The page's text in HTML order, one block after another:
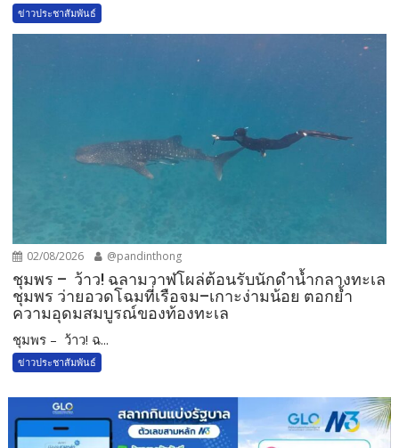
ข่าวประชาสัมพันธ์
02/08/2026 @pandinthong
ชุมพร – ว้าว! ฉลามวาฬโผล่ต้อนรับนักดำน้ำกลางทะเล
ชุมพร ว่ายอวดโฉมที่เรือจม–เกาะง่ามน้อย ตอกย้ำ
ความอุดมสมบูรณ์ของท้องทะเล
ชุมพร – ว้าว! ฉ...
ข่าวประชาสัมพันธ์